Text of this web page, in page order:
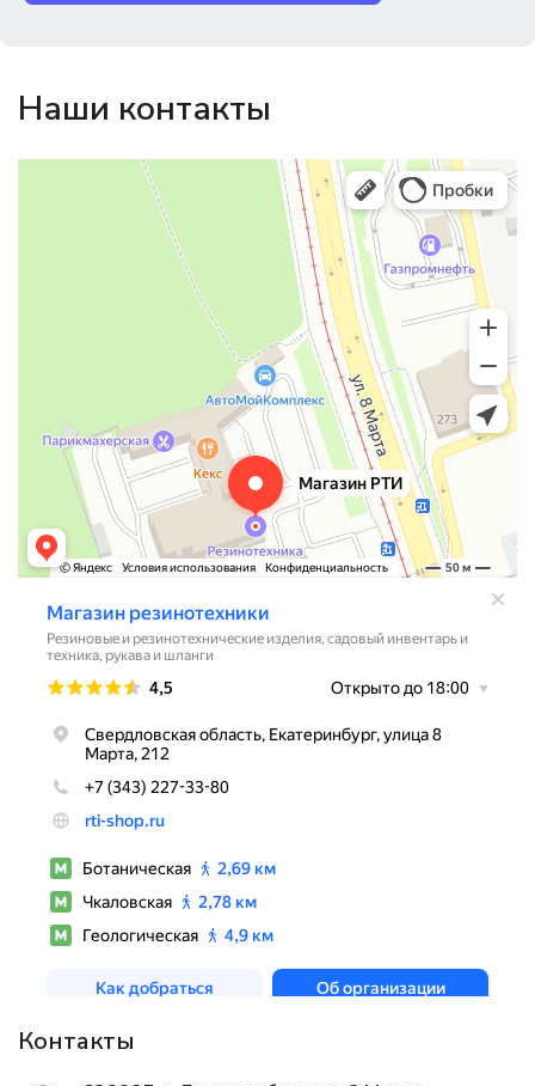
Наши контакты
Магазин резинотехники
Резиновые и резинотехнические изделия в Екатеринбурге
Садовый инвентарь и техника в Екатеринбурге
Контакты